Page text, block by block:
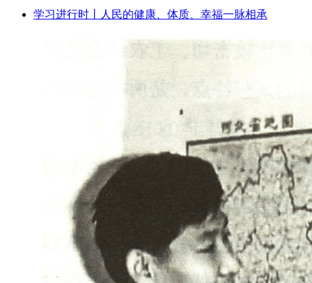
学习进行时丨人民的健康、体质、幸福一脉相承